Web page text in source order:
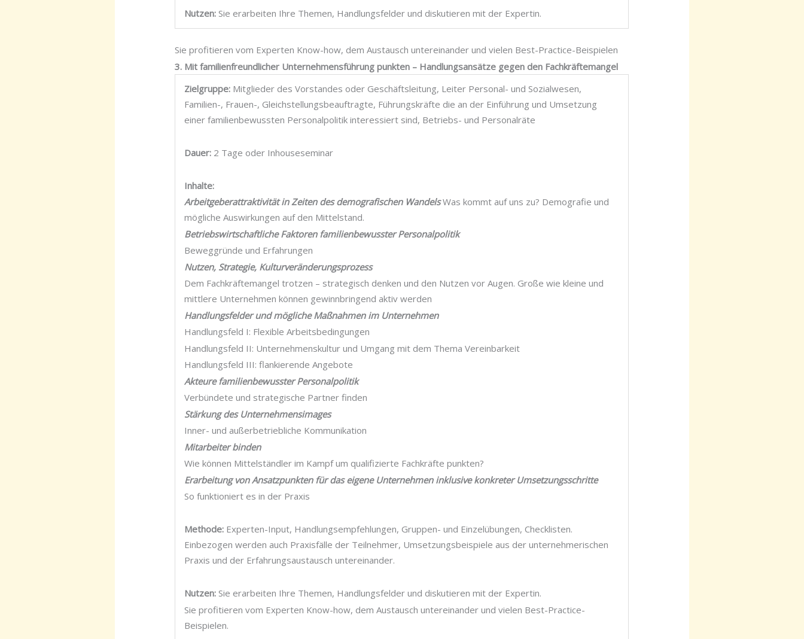
Nutzen: Sie erarbeiten Ihre Themen, Handlungsfelder und diskutieren mit der Expertin.
Sie profitieren vom Experten Know-how, dem Austausch untereinander und vielen Best-Practice-Beispielen
3. Mit familienfreundlicher Unternehmensführung punkten – Handlungsansätze gegen den Fachkräftemangel
Zielgruppe: Mitglieder des Vorstandes oder Geschäftsleitung, Leiter Personal- und Sozialwesen,
Familien-, Frauen-, Gleichstellungsbeauftragte, Führungskräfte die an der Einführung und Umsetzung
einer familienbewussten Personalpolitik interessiert sind, Betriebs- und Personalräte
Dauer: 2 Tage oder Inhouseseminar
Inhalte:
Arbeitgeberattraktivität in Zeiten des demografischen WandelsWas kommt auf uns zu? Demografie und
mögliche Auswirkungen auf den Mittelstand.
Betriebswirtschaftliche Faktoren familienbewusster Personalpolitik
Beweggründe und Erfahrungen
Nutzen, Strategie, Kulturveränderungsprozess
Dem Fachkräftemangel trotzen – strategisch denken und den Nutzen vor Augen. Große wie kleine und
mittlere Unternehmen können gewinnbringend aktiv werden
Handlungsfelder und mögliche Maßnahmen im Unternehmen
Handlungsfeld I: Flexible Arbeitsbedingungen
Handlungsfeld II: Unternehmenskultur und Umgang mit dem Thema Vereinbarkeit
Handlungsfeld III: flankierende Angebote
Akteure familienbewusster Personalpolitik
Verbündete und strategische Partner finden
Stärkung des Unternehmensimages
Inner- und außerbetriebliche Kommunikation
Mitarbeiter binden
Wie können Mittelständler im Kampf um qualifizierte Fachkräfte punkten?
Erarbeitung von Ansatzpunkten für das eigene Unternehmen inklusive konkreter Umsetzungsschritte
So funktioniert es in der Praxis
Methode: Experten-Input, Handlungsempfehlungen, Gruppen- und Einzelübungen, Checklisten.
Einbezogen werden auch Praxisfälle der Teilnehmer, Umsetzungsbeispiele aus der unternehmerischen
Praxis und der Erfahrungsaustausch untereinander.
Nutzen: Sie erarbeiten Ihre Themen, Handlungsfelder und diskutieren mit der Expertin.
Sie profitieren vom Experten Know-how, dem Austausch untereinander und vielen Best-Practice-
Beispielen.